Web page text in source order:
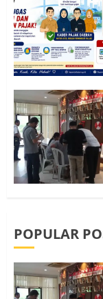
POPULAR
4
5
1